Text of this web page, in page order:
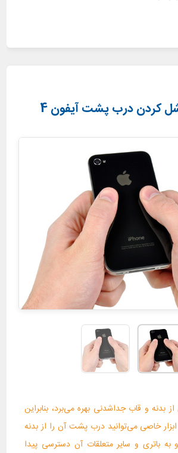
آیفون 4 اپل از بدنه‌ و قاب جداشدنی بهره می‌برد، بنابراین
خاصی می‌توانید درب پشت آن را از بدنه
باتری و سایر متعلقات آن دسترسی پیدا